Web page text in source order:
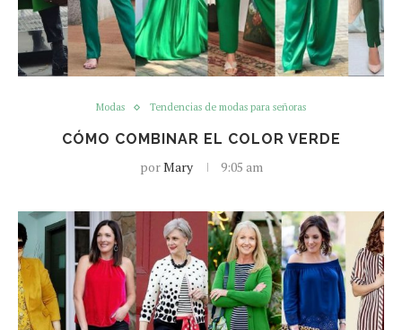
Modas Tendencias de modas para señoras
CÓMO COMBINAR EL COLOR VERDE
porMary 9:05 am